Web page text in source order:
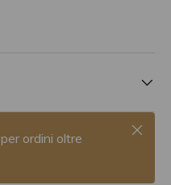
per ordini oltre
Chiudi